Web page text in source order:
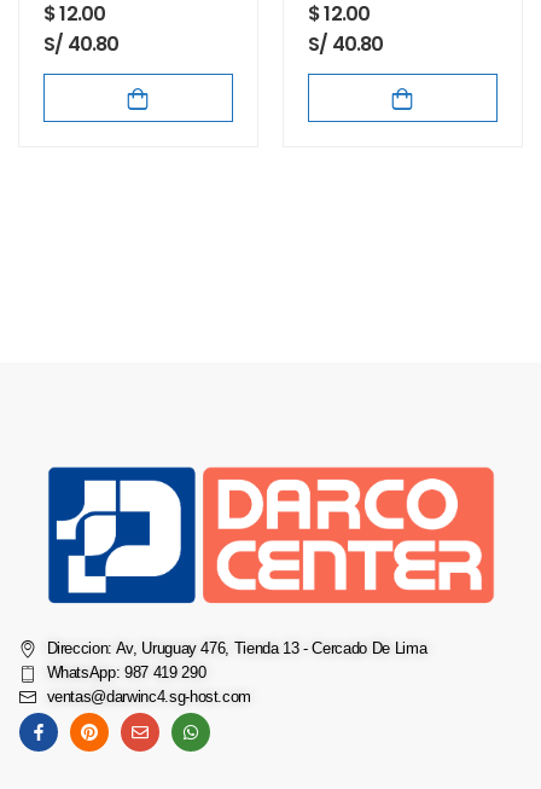
$12.00
S/ 40.80
$12.00
S/ 40.80
Direccion: Av, Uruguay 476, Tienda 13 - Cercado De Lima
WhatsApp: 987 419 290
ventas@darwinc4.sg-host.com